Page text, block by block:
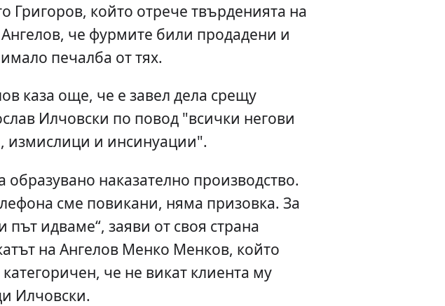
Григоров, който отрече твърденията на
че фурмите били продадени и
печалба от тях.
каза още, че е завел дела срещу
Илчовски по повод "всички негови
измислици и инсинуации".
образувано наказателно производство.
сме повикани, няма призовка. За
път идваме“, заяви от своя страна
на Ангелов Менко Менков, който
че не викат клиента му
Илчовски.